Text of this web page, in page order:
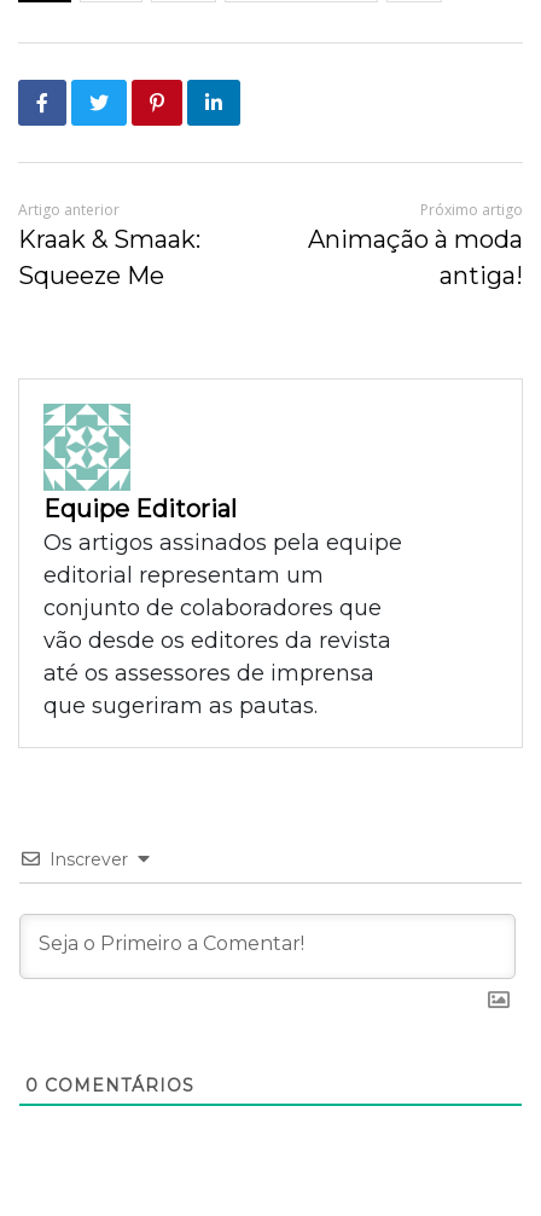
Artigo anterior
Kraak & Smaak:
Squeeze Me
Próximo artigo
Animação à moda
antiga!
Equipe Editorial
Os artigos assinados pela equipe
editorial representam um
conjunto de colaboradores que
vão desde os editores da revista
até os assessores de imprensa
que sugeriram as pautas.
Inscrever
0 COMENTÁRIOS